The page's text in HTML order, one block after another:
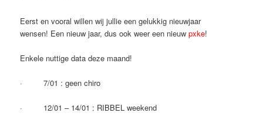
Eerst en vooral willen wij jullie een gelukkig nieuwjaar
wensen! Een nieuw jaar, dus ook weer een nieuwpxke!
Enkele nuttige data deze maand!
· 7/01 : geen chiro
· 12/01 – 14/01 : RIBBEL weekend